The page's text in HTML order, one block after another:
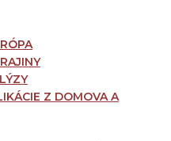
Z DOMOVA A